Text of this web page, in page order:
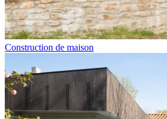
Construction de maison